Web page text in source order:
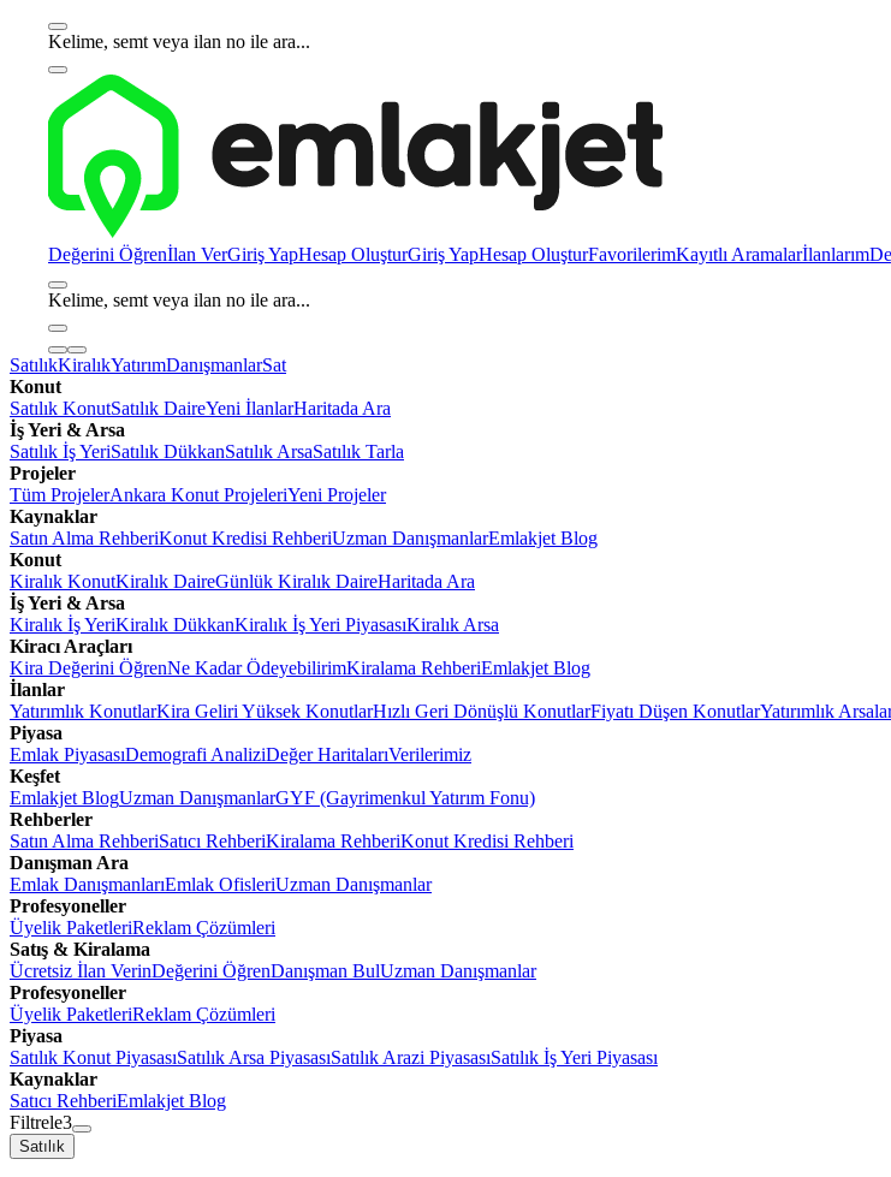
Kelime, semt veya ilan no ile ara...
Değerini Öğrenİlan VerGiriş YapHesap OluşturGiriş YapHesap OluşturFavorilerimKayıtlı Aramalarİlanlarım
Kelime, semt veya ilan no ile ara...
SatılıkKiralıkYatırımDanışmanlarSat
Konut
Satılık KonutSatılık DaireYeni İlanlarHaritada Ara
İş Yeri & Arsa
Satılık İş YeriSatılık DükkanSatılık ArsaSatılık Tarla
Projeler
Tüm ProjelerAnkara Konut ProjeleriYeni Projeler
Kaynaklar
Satın Alma RehberiKonut Kredisi RehberiUzman DanışmanlarEmlakjet Blog
Konut
Kiralık KonutKiralık DaireGünlük Kiralık DaireHaritada Ara
İş Yeri & Arsa
Kiralık İş YeriKiralık DükkanKiralık İş Yeri PiyasasıKiralık Arsa
Kiracı Araçları
Kira Değerini ÖğrenNe Kadar ÖdeyebilirimKiralama RehberiEmlakjet Blog
İlanlar
Yatırımlık KonutlarKira Geliri Yüksek KonutlarHızlı Geri Dönüşlü KonutlarFiyatı Düşen KonutlarYatırımlık
Piyasa
Emlak PiyasasıDemografi AnaliziDeğer HaritalarıVerilerimiz
Keşfet
Emlakjet BlogUzman DanışmanlarGYF (Gayrimenkul Yatırım Fonu)
Rehberler
Satın Alma RehberiSatıcı RehberiKiralama RehberiKonut Kredisi Rehberi
Danışman Ara
Emlak DanışmanlarıEmlak OfisleriUzman Danışmanlar
Profesyoneller
Üyelik PaketleriReklam Çözümleri
Satış & Kiralama
Ücretsiz İlan VerinDeğerini ÖğrenDanışman BulUzman Danışmanlar
Profesyoneller
Üyelik PaketleriReklam Çözümleri
Piyasa
Satılık Konut PiyasasıSatılık Arsa PiyasasıSatılık Arazi PiyasasıSatılık İş Yeri Piyasası
Kaynaklar
Satıcı RehberiEmlakjet Blog
Filtrele3
Satılık